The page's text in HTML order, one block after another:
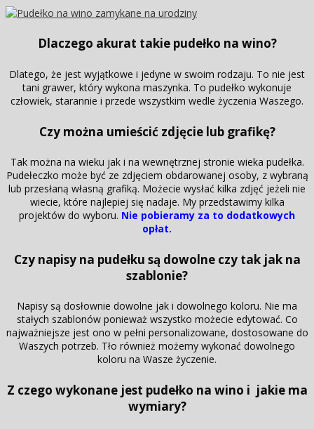
Dlaczego akurat takie pudełko na wino?
Dlatego, że jest wyjątkowe i jedyne w swoim rodzaju. To nie jest
tani grawer, który wykona maszynka. To pudełko wykonuje
człowiek, starannie i przede wszystkim wedle życzenia Waszego.
Czy można umieścić zdjęcie lub grafikę?
Tak można na wieku jak i na wewnętrznej stronie wieka pudełka.
Pudełeczko może być ze zdjęciem obdarowanej osoby, z wybraną
lub przesłaną własną grafiką. Możecie wysłać kilka zdjęć jeżeli nie
wiecie, które najlepiej się nadaje. My przedstawimy kilka
projektów do wyboru. Nie pobieramy za to dodatkowych
opłat.
Czy napisy na pudełku są dowolne czy tak jak na
szablonie?
Napisy są dosłownie dowolne jak i dowolnego koloru. Nie ma
stałych szablonów ponieważ wszystko możecie edytować. Co
najważniejsze jest ono w pełni personalizowane, dostosowane do
Waszych potrzeb. Tło również możemy wykonać dowolnego
koloru na Wasze życzenie.
Z czego wykonane jest pudełko na wino i jakie ma
wymiary?